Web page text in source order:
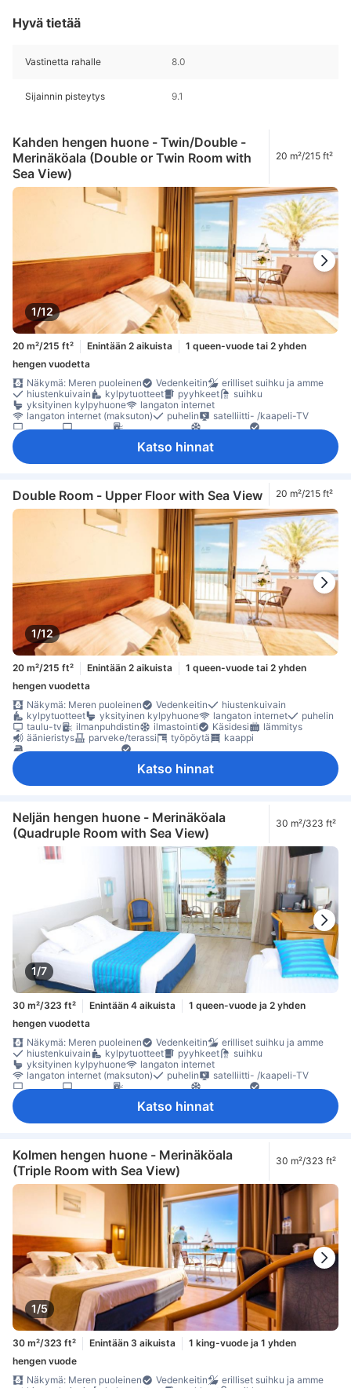
Hyvä tietää
Vastinetta rahalle 8.0
Sijainnin pisteytys 9.1
Kahden hengen huone - Twin/Double -
Merinäköala (Double or Twin Room with
Sea View)
20 m²/215 ft²
1/12
20 m²/215 ft² Enintään 2 aikuista
1 queen-vuode tai 2 yhden
hengen vuodetta
Näkymä: Meren puoleinen
Vedenkeitin
erilliset suihku ja amme
hiustenkuivain
kylpytuotteet pyyhkeet
suihku
yksityinen kylpyhuone
langaton internet
langaton internet (maksuton)
puhelin
satelliitti- /kaapeli-TV
työpöytä kaappi
tarvikkeet silitykseen
Katso hinnat
Double Room - Upper Floor with Sea View 20 m²/215 ft²
1/12
20 m²/215 ft² Enintään 2 aikuista
1 queen-vuode tai 2 yhden
hengen vuodetta
Näkymä: Meren puoleinen
Vedenkeitin
hiustenkuivain
kylpytuotteet
yksityinen kylpyhuone langaton internet
puhelin
taulu-tv
ilmanpuhdistin ilmastointi Käsidesi
lämmitys
äänieristys
parveke/terassi työpöytä
kaappi
Katso hinnat
Neljän hengen huone - Merinäköala
(Quadruple Room with Sea View)
30 m²/323 ft²
1/7
30 m²/323 ft² Enintään 4 aikuista
1 queen-vuode ja 2 yhden
hengen vuodetta
Näkymä: Meren puoleinen
Vedenkeitin
erilliset suihku ja amme
hiustenkuivain
kylpytuotteet pyyhkeet
suihku
yksityinen kylpyhuone
langaton internet
langaton internet (maksuton)
puhelin
satelliitti- /kaapeli-TV
tarvikkeet silitykseen
Savuttomia huoneita
Katso hinnat
Kolmen hengen huone - Merinäköala
(Triple Room with Sea View)
30 m²/323 ft²
1/5
30 m²/323 ft² Enintään 3 aikuista
1 king-vuode ja 1 yhden
hengen vuode
Näkymä: Meren puoleinen
Vedenkeitin
erilliset suihku ja amme